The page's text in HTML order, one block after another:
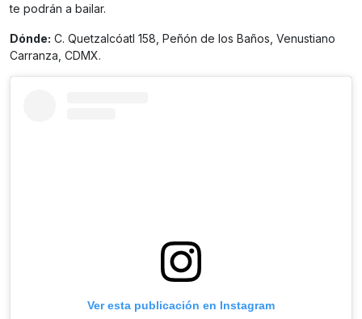
te podrán a bailar.
Dónde: C. Quetzalcóatl 158, Peñón de los Baños, Venustiano
Carranza, CDMX.
Ver esta publicación en Instagram